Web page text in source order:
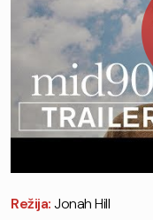
Režija:Jonah Hill